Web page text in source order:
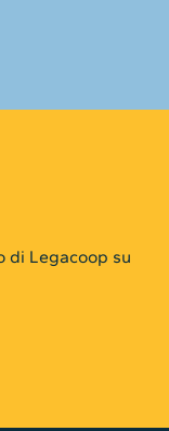
di Legacoop su